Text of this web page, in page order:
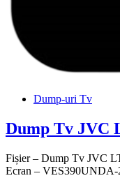
Dump-uri Tv
Dump Tv JVC
Fișier – Dump Tv JVC
Ecran – VES390UNDA-